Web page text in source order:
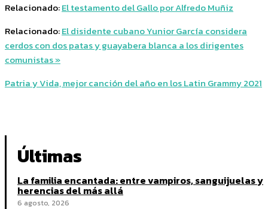
Relacionado:El testamento del Gallo por Alfredo Muñiz
Relacionado:El disidente cubano Yunior García considera
cerdos con dos patas y guayabera blanca a los dirigentes
comunistas »
Patria y Vida, mejor canción del año en los Latin Grammy 2021
Últimas
La familia encantada: entre vampiros, sanguijuelas y
herencias del más allá
6 agosto, 2026